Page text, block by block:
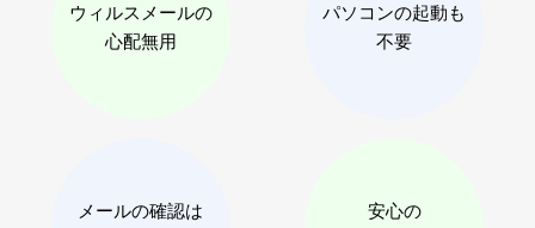
ウィルスメールの
心配無用
メールの確認は
パソコンの起動も
不要
安心の